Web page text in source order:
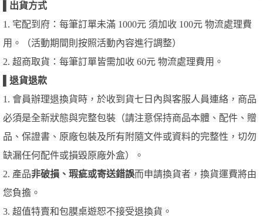
出貨方式
1. 宅配到府：每筆訂單未滿 1000元 須加收 100元 物流處理費
用。（活動期間則按照活動內容進行調整）
2. 超商取貨：每筆訂單皆需加收 60元 物流處理費用。
退貨退款
1. 會員辦理退換貨時，於收到貨七日內與客服人員連絡，商品
必須是全新狀態與完整包裝（請注意保持商品本體、配件、贈
品、保證書、原廠包裝及所有附隨文件或資料的完整性，切勿
缺漏任何配件或損毀原廠外盒）。
2. 產品非破損、瑕疵或寄送錯誤而申請換貨者，換貨運費將由
您負擔。
3. 超值特賣和包膜桌遊恕不接受退換貨。